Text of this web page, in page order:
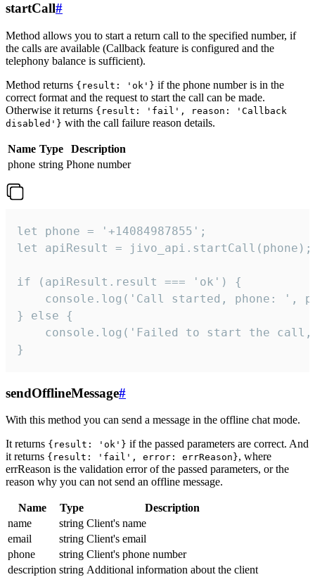
startCall#
Method allows you to start a return call to the specified number, if
the calls are available (Callback feature is configured and the
telephony balance is sufficient).
Method returns {result: 'ok'} if the phone number is in the
correct format and the request to start the call can be made.
Otherwise it returns {result: 'fail', reason: 'Callback
disabled'} with the call failure reason details.
Name Type
Description
phone string Phone number
let phone = '+14084987855';
let apiResult = jivo_api.startCall(phone);
if (apiResult.result === 'ok') {
console.log('Call started, phone: ',
} else {
console.log('Failed to start the
}
sendOfflineMessage#
With this method you can send a message in the offline chat mode.
It returns {result: 'ok'} if the passed parameters are correct. And
it returns {result: 'fail', error: errReason}, where
errReason is the validation error of the passed parameters, or the
reason why you can not send an offline message.
Name Type
Description
name
string Client's name
email
string Client's email
phone
string Client's phone number
description string Additional information about the client